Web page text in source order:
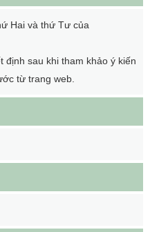
Hai và thứ Tư của
định sau khi tham khảo ý kiến
từ trang web.